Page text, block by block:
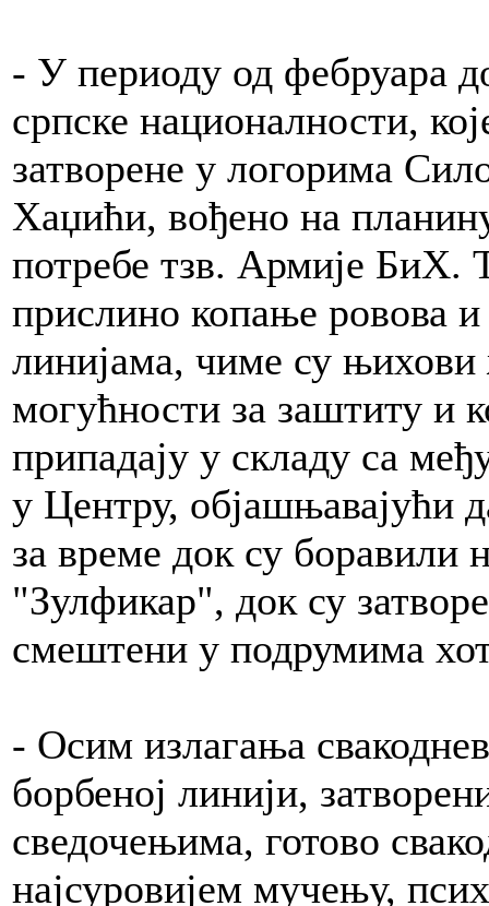
- У периоду од фебруара
српске националности,
затворене у логорима
Хаџићи, вођено на
потребе тзв. Армије БиХ.
прислино копање ровова
линијама, чиме су њихови
могућности за заштиту и
припадају у складу са
у Центру, објашњавајући
за време док су боравили
"Зулфикар", док су
смештени у подрумима
- Осим излагања
борбеној линији,
сведочењима, готово
најсуровијем мучењу,